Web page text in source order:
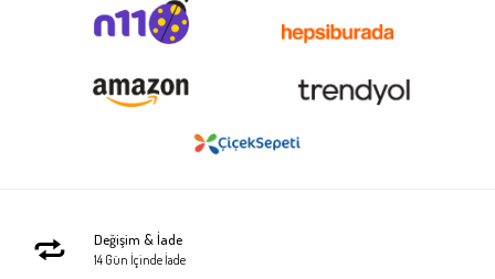
Değişim & İade
14 Gün İçinde İade